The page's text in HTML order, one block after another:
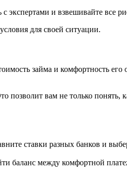
экспертами и взвешивайте все
для своей ситуации.
займа и комфортность
позволит вам не только понять,
ставки разных банков и
баланс между комфортной